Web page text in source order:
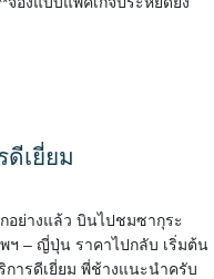
เยี่ยม
อย่างแล้ว บินไปชมซากุระ
ฯ – ญี่ปุ่น ราคาไปกลับ เริ่มต้น
ารดีเยี่ยม พี่ช้างแนะนำครับ